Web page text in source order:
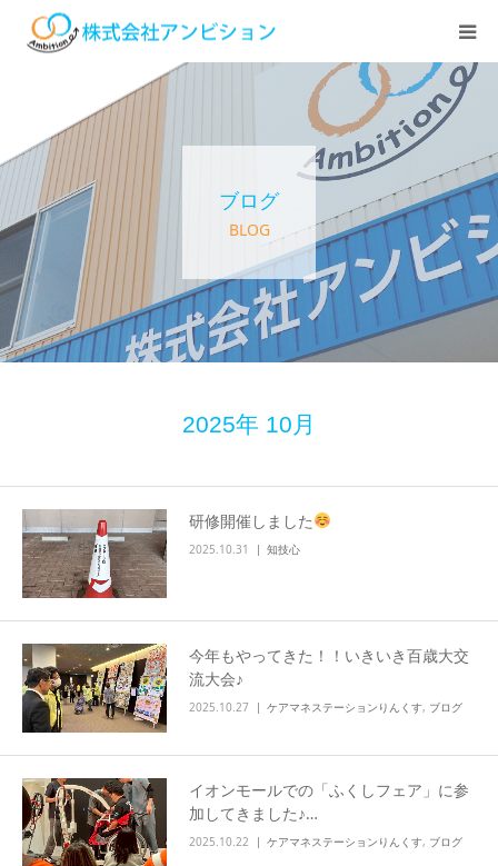
ブログ
BLOG
2025年 10月
研修開催しました
2025.10.31 知技心
今年もやってきた！！いきいき百歳大交
流大会♪
2025.10.27 ケアマネステーションりんくす, ブログ
イオンモールでの「ふくしフェア」に参
加してきました♪…
2025.10.22 ケアマネステーションりんくす, ブログ
アンビションについて
サービス紹介
デイステーション
居宅介護・訪問介護
info